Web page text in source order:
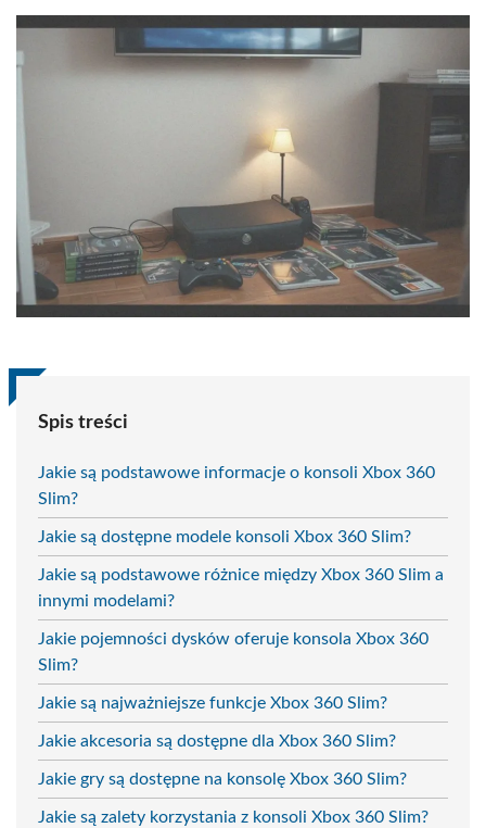
Spis treści
Jakie są podstawowe informacje o konsoli Xbox 360
Slim?
Jakie są dostępne modele konsoli Xbox 360 Slim?
Jakie są podstawowe różnice między Xbox 360 Slim a
innymi modelami?
Jakie pojemności dysków oferuje konsola Xbox 360
Slim?
Jakie są najważniejsze funkcje Xbox 360 Slim?
Jakie akcesoria są dostępne dla Xbox 360 Slim?
Jakie gry są dostępne na konsolę Xbox 360 Slim?
Jakie są zalety korzystania z konsoli Xbox 360 Slim?